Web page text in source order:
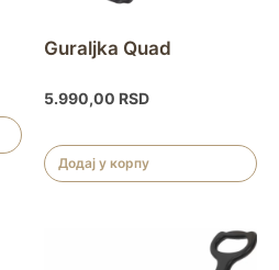
Guraljka Quad
5.990,00 RSD
Додај у корпу